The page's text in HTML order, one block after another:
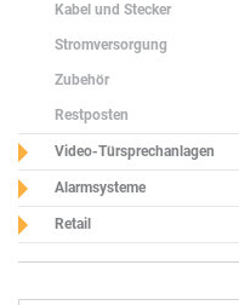
Kabel und Stecker
Stromversorgung
Zubehör
Restposten
Video-Türsprechanlagen
Alarmsysteme
Retail